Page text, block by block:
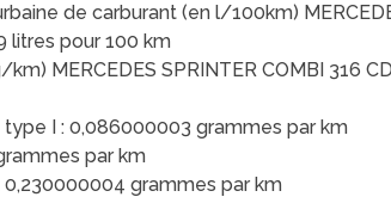
de carburant (en l/100km)
litres pour 100 km
MERCEDES SPRINTER COMBI 316
type I : 0,086000003 grammes par km
par km
0,230000004 grammes par km